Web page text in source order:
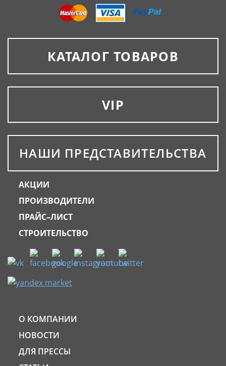
КАТАЛОГ ТОВАРОВ
VIP
НАШИ ПРЕДСТАВИТЕЛЬСТВА
АКЦИИ
ПРОИЗВОДИТЕЛИ
ПРАЙС–ЛИСТ
СТРОИТЕЛЬСТВО
О КОМПАНИИ
НОВОСТИ
ДЛЯ ПРЕССЫ